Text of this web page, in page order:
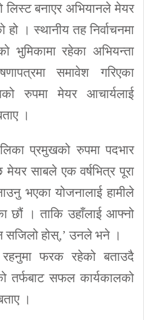
लिस्ट बनाएर अभियानले मेयर
हो । स्थानीय तह निर्वाचनमा
भुमिकामा रहेका अभियन्ता
समावेश गरिएका
रुपमा मेयर आचार्यलाई
।
प्रमुखको रुपमा पदभार
साबले एक वर्षभित्र पूरा
भएका योजनालाई हामीले
छौं । ताकि उहाँलाई आफ्नो
सजिलो होस्,’ उनले भने ।
फरक रहेको बताउदै
तर्फबाट सफल कार्यकालको
।